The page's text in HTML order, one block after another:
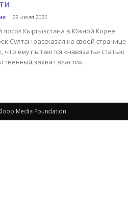
- 29 июля 2020
Кыргызстана в Южной Корее
Султан рассказал на своей странице
что ему пытаются «навязать» статью
захват власти».
Media Foundation